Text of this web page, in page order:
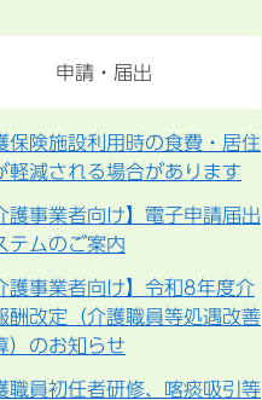
申請・届出
保険施設利用時の食費・居住
軽減される場合があります
護事業者向け】電子申請届出
テムのご案内
護事業者向け】令和8年度介
酬改定（介護職員等処遇改善
）のお知らせ
職員初任者研修、喀痰吸引等